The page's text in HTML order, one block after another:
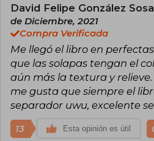
Universidad de
como guionista
televisión,
Clarissa lo explica
periodo marcó el
historias que
mensajes
En 2003, publicó su
viajero del suelo,
a un público
mundial llegó en
David Felipe González Sosa
de Diciembre, 2021
Compra Verificada
Me llegó el libro en
que las solapas tengan el
aún más la textura y
me gusta que siempre el
separador uwu, excelente
13 Esta opinión es útil